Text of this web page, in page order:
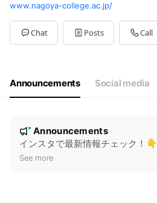
SunClosed
Mon09:00 - 18:00
Tue09:00 - 18:00
Wed09:00 - 18:00
www.nagoya-college.ac.jp/
Chat Posts Call
Announcements Social media
New
Announcements
インスタで最新情報チェック！👇
See more